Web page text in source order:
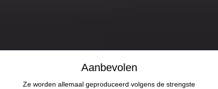
Aanbevolen
Ze worden allemaal geproduceerd volgens de strengste